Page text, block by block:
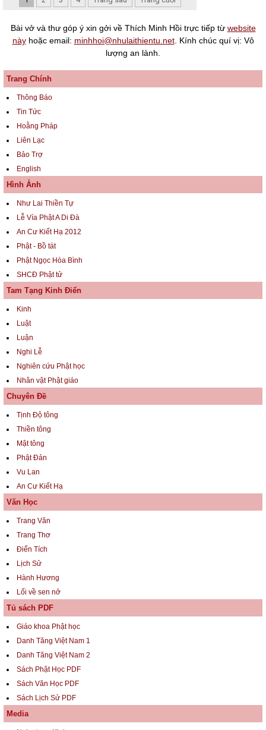
Bài vở và thư góp ý xin gởi về Thích Minh Hồi trực tiếp từ website
nàyhoặc email: minhhoi@nhulaithientu.net. Kính chúc quí vị: Vô
lượng an lành.
Trang Chính
Thông Báo
Tin Tức
Hoằng Pháp
Liên Lạc
Bảo Trợ
English
Hình Ảnh
Như Lai Thiền Tự
Lễ Vía Phật A Di Đà
An Cư Kiết Hạ 2012
Phật - Bồ tát
Phật Ngọc Hòa Bình
SHCĐ Phật tử
Tam Tạng Kinh Điển
Kinh
Luật
Luận
Nghi Lễ
Nghiên cứu Phật học
Nhân vật Phật giáo
Chuyên Đề
Tịnh Độ tông
Thiền tông
Mật tông
Phật Đản
Vu Lan
An Cư Kiết Hạ
Văn Học
Trang Văn
Trang Thơ
Điển Tích
Lịch Sử
Hành Hương
Lối về sen nở
Tủ sách PDF
Giáo khoa Phật học
Danh Tăng Việt Nam 1
Danh Tăng Việt Nam 2
Sách Phật Học PDF
Sách Văn Học PDF
Sách Lịch Sử PDF
Media